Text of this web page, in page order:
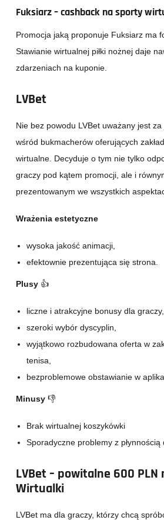
Fuksiarz – cashback na sporty
Promocja jaką proponuje Fuksiarz ma
Stawianie wirtualnej piłki nożnej daje
zdarzeniach na kuponie.
LVBet
Nie bez powodu LVBet uważany jest
wśród bukmacherów oferujących
wirtualne. Decyduje o tym nie tylko
graczy pod kątem promocji, ale i
prezentowanym we wszystkich
Wrażenia estetyczne
wysoka jakość animacji,
efektownie prezentująca się strona.
Plusy 👍
liczne i atrakcyjne bonusy dla graczy,
szeroki wybór dyscyplin,
wyjątkowo rozbudowana oferta w
tenisa,
bezproblemowe obstawianie w
Minusy 👎
Brak wirtualnej koszykówki
Sporadyczne problemy z płynnością
LVBet – powitalne 600 PLN
Wirtualki
LVBet ma dla graczy, którzy chcą